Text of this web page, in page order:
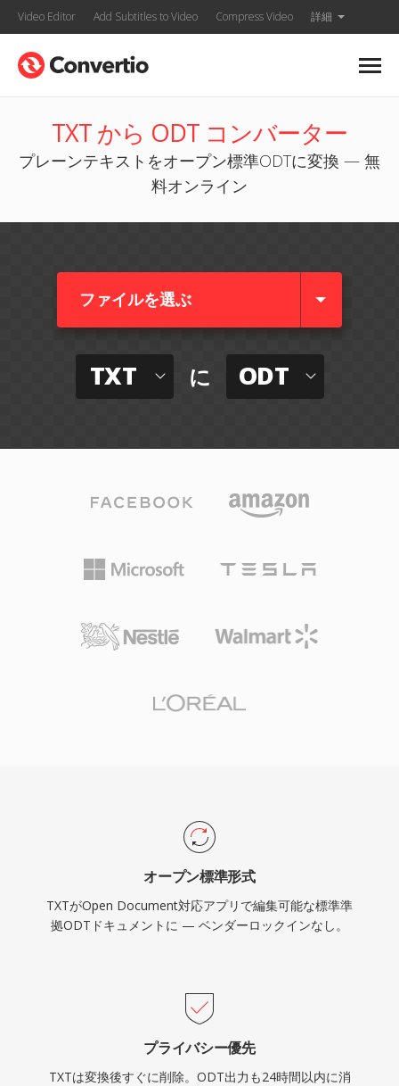
Video Editor Add Subtitles to Video Compress Video 詳細
TXT から ODT コンバーター
プレーンテキストをオープン標準ODTに変換 — 無
料オンライン
ファイルを選ぶ
TXT に ODT
オープン標準形式
TXTがOpen Document対応アプリで編集可能な標準準
拠ODTドキュメントに — ベンダーロックインなし。
プライバシー優先
TXTは変換後すぐに削除。ODT出力も24時間以内に消